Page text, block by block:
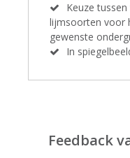
Keuze
lijmsoorten voor
gewenste
In
Feedback